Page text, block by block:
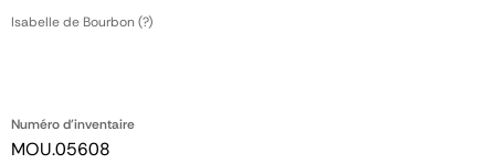
Numéro d'inventaire
MOU.05608
Isabelle de Bourbon (?)